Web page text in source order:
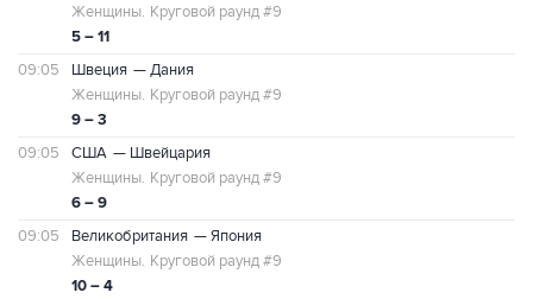
5 – 11
Женщины. Круговой раунд #9
09:05 Швеция — Дания
9 – 3
Женщины. Круговой раунд #9
09:05 США — Швейцария
6 – 9
Женщины. Круговой раунд #9
09:05 Великобритания — Япония
10 – 4
Женщины. Круговой раунд #9